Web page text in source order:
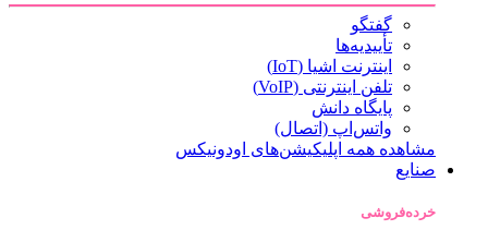
گفتگو
تأییدیه‌ها
اینترنت اشیا (IoT)
تلفن اینترنتی (VoIP)
پایگاه دانش
واتس‌اپ (اتصال)
مشاهده همه اپلیکیشن‌های اودونیکس
صنایع
خرده‌فروشی